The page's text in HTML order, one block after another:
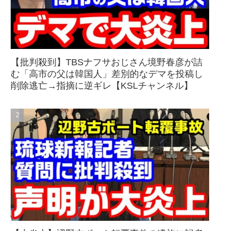
【批判殺到】TBSナフサおじさん境野春彦が詰
む「高市の父は韓国人」差別的なデマを投稿し
削除逃亡→指摘に逆ギレ【KSLチャンネル】